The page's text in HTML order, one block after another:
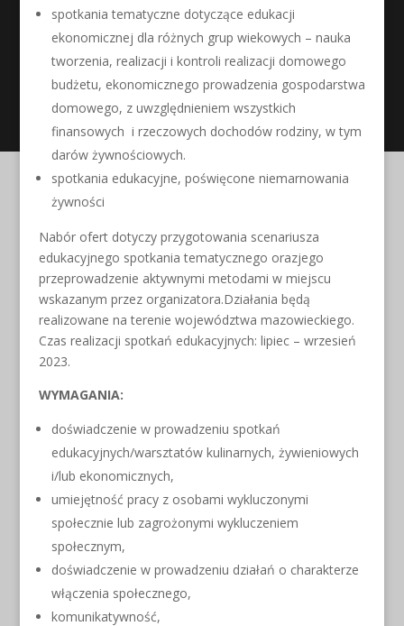
spotkania tematyczne dotyczące edukacji
ekonomicznej dla różnych grup wiekowych – nauka
tworzenia, realizacji i kontroli realizacji domowego
budżetu, ekonomicznego prowadzenia gospodarstwa
domowego, z uwzględnieniem wszystkich
finansowych i rzeczowych dochodów rodziny, w tym
darów żywnościowych.
spotkania edukacyjne, poświęcone niemarnowania
żywności
Nabór ofert dotyczy przygotowania scenariusza
edukacyjnego spotkania tematycznego orazjego
przeprowadzenie aktywnymi metodami w miejscu
wskazanym przez organizatora.Działania będą
realizowane na terenie województwa mazowieckiego.
Czas realizacji spotkań edukacyjnych: lipiec – wrzesień
2023.
WYMAGANIA:
doświadczenie w prowadzeniu spotkań
edukacyjnych/warsztatów kulinarnych, żywieniowych
i/lub ekonomicznych,
umiejętność pracy z osobami wykluczonymi
społecznie lub zagrożonymi wykluczeniem
społecznym,
doświadczenie w prowadzeniu działań o charakterze
włączenia społecznego,
komunikatywność,